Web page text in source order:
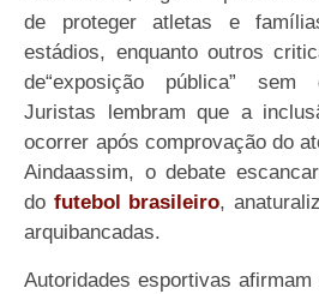
de proteger atletas e
estádios, enquanto outros
de“exposição pública”
Juristas lembram que a
ocorrer após comprovação do
Aindaassim, o debate
do futebol brasileiro,
arquibancadas.
Autoridades esportivas